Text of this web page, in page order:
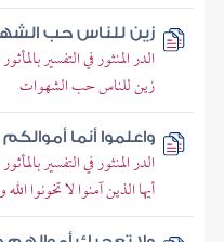
زين للناس حب
الدر المنثور في التفسير
زين للناس حب الشهوات
واعلموا أنما
الدر المنثور في التفسير
أيها الذين آمنوا لا تخونوا